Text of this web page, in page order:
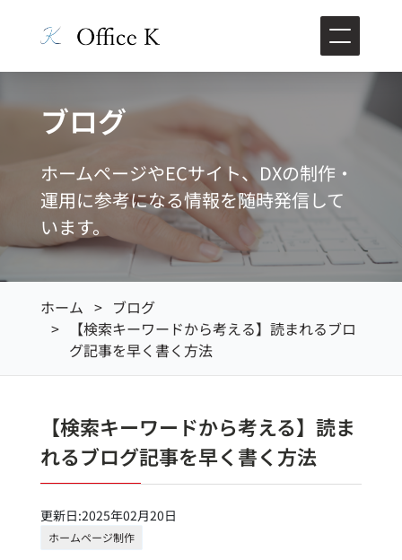
ブログ
ホームページやECサイト、DXの制作・
運用に参考になる情報を随時発信して
います。
ホーム
ブログ
【検索キーワードから考える】読まれるブロ
グ記事を早く書く方法
【検索キーワードから考える】読ま
れるブログ記事を早く書く方法
更新日:2025年02月20日
ホームページ制作